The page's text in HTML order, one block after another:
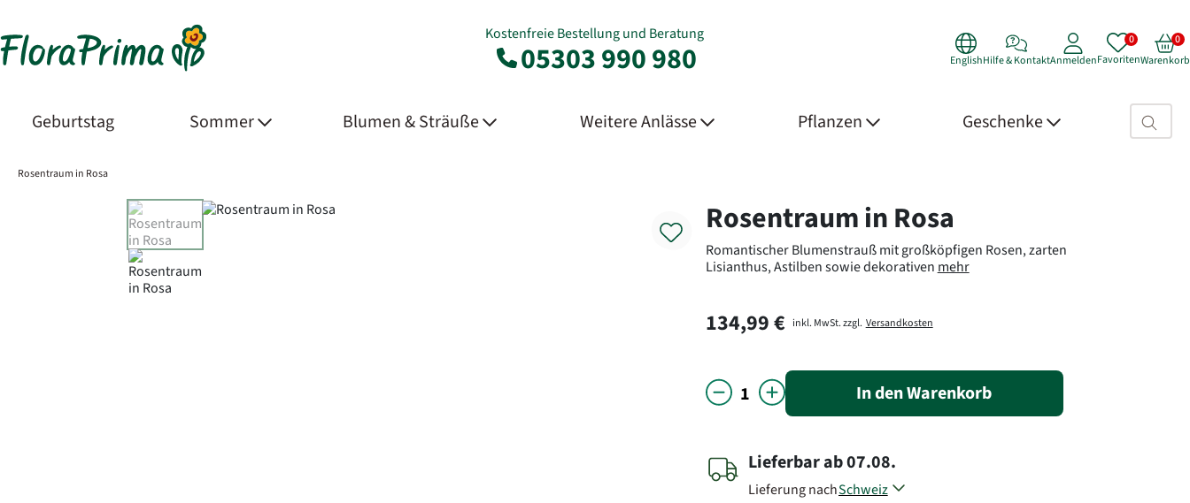
Kostenfreie Bestellung und Beratung
05303 990 980 EnglishHilfe & KontaktAnmeldenFavoritenWarenkorb
Geburtstag Sommer Blumen & Sträuße Weitere Anlässe Pflanzen Geschenke Suchfeld>
Rosentraum in Rosa
Product Images Product Details
Rosentraum in Rosa
Romantischer Blumenstrauß mit großköpfigen Rosen, zarten
Lisianthus, Astilben sowie dekorativen mehr
134,99 € inkl. MwSt. zzgl. Versandkosten
In den Warenkorb
Lieferbarab07.08.
Lieferung nachSchweiz